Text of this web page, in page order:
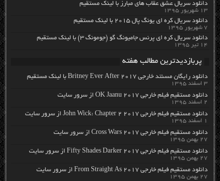
دانلود سریال عشق عقاب های مبارز با لینک مستقیم
۱۳ شهریور ۱۳۹۵
دانلود سریال کره ای یونگ پال ۲۰۱۵ با لینک مستقیم
۷ شهریور ۱۳۹۵
دانلود سریال کره ای پرنس جامیونگ گو (جومونگ ۳) با لینک مستقیم
۱۴ تیر ۱۳۹۵
پربازدیدترین مطالب هفته
دانلود رایگان مسنتد خارجی Britney Ever After 2017 با لینک مستقیم
۳ اسفند ۱۳۹۵
دانلود مستقیم فیلم خارجی OK Jaanu 2017 از سرور سایت
۲ اسفند ۱۳۹۵
دانلود مستقیم فیلم خارجی John Wick: Chapter 2 2017 از سرور سایت
۱ اسفند ۱۳۹۵
دانلود مستقیم فیلم خارجی Cross Wars 2017 از سرور سایت
۲۷ بهمن ۱۳۹۵
دانلود مستقیم فیلم خارجی Fifty Shades Darker 2017 از سرور سایت
۲۷ بهمن ۱۳۹۵
دانلود مستقیم فیلم خارجی From Straight As 2017 از سرور سایت
۲۷ بهمن ۱۳۹۵